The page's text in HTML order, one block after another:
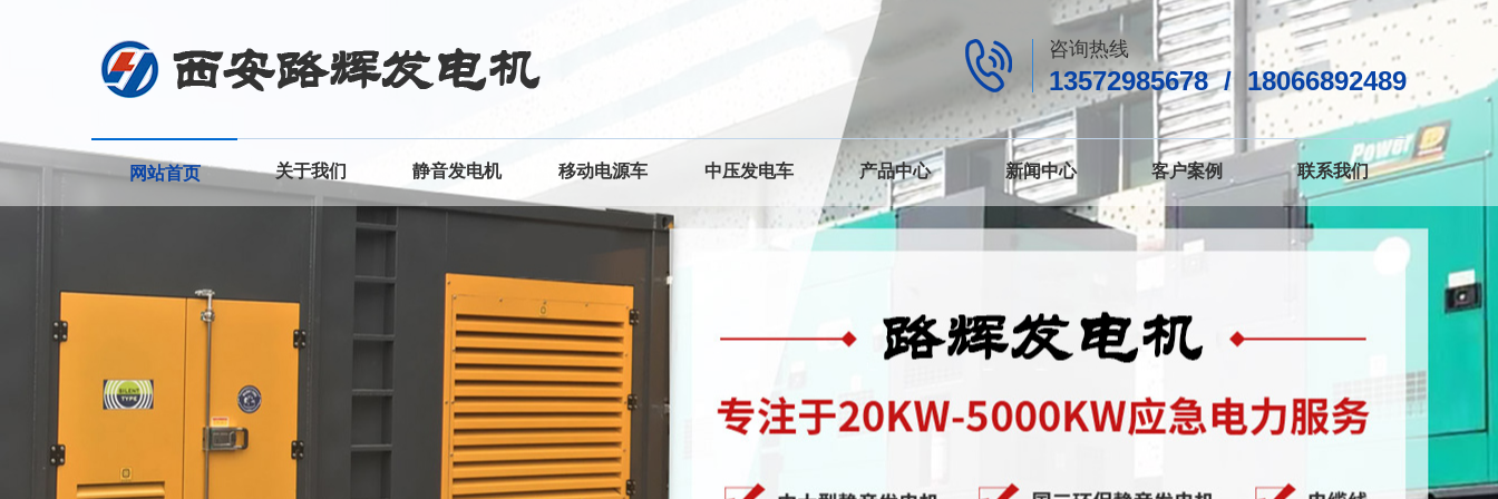
咨询热线
13572985678 / 18066892489
网站首页 关于我们 静音发电机 移动电源车 中压发电车 产品中心 新闻中心 客户案例 联系我们